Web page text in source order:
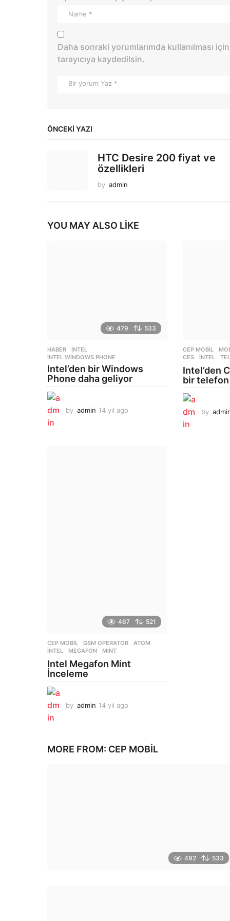
Daha sonraki yorumlarımda kullanılması
tarayıcıya kaydedilsin.
ÖNCEKI YAZI
HTC Desire 200 fiyat ve
özellikleri
by admin
YOU MAY ALSO LIKE
479 533
HABER INTEL
INTEL WINDOWS PHONE
Intel’den bir Windows
Phone daha geliyor
by admin 14 yıl ago
CEP MOBIL ,
CES
,INTEL ,
Intel’den
bir telefon
by
467 521
CEP MOBIL ,GSM OPERATOR ATOM
INTEL
,MEGAFON ,MINT
Intel Megafon Mint
İnceleme
by admin 14 yıl ago
l
a
MORE FROM: CEP MOBIL
492 533